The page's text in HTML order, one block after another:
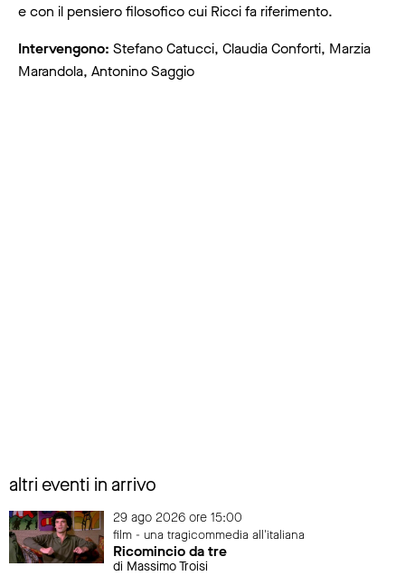
e con il pensiero filosofico cui Ricci fa riferimento.
Intervengono: Stefano Catucci, Claudia Conforti, Marzia
Marandola, Antonino Saggio
altri eventi in arrivo
29 ago 2026 ore 15:00
film - una tragicommedia all'italiana
Ricomincio da tre
di Massimo Troisi